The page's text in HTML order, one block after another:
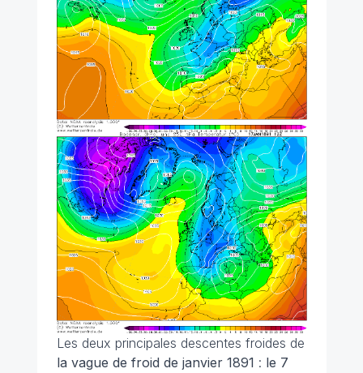
Les deux principales descentes froides de
la vague de froid de janvier 1891 : le 7